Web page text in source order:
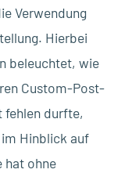
Verwendung
Hierbei
beleuchtet, wie
Custom-Post-
fehlen durfte,
im Hinblick auf
hat ohne